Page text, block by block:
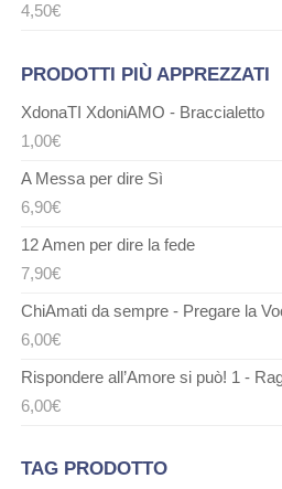
4,50€
PRODOTTI PIÙ APPREZZATI
XdonaTI XdoniAMO - Braccialetto
1,00€
A Messa per dire Sì
6,90€
12 Amen per dire la fede
7,90€
ChiAmati da sempre - Pregare la
6,00€
Rispondere all’Amore si può! 1 -
6,00€
TAG PRODOTTO